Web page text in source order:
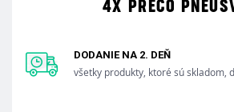
4X PREČO
DODANIE NA 2. DEŇ
všetky produkty, ktoré sú skladom,